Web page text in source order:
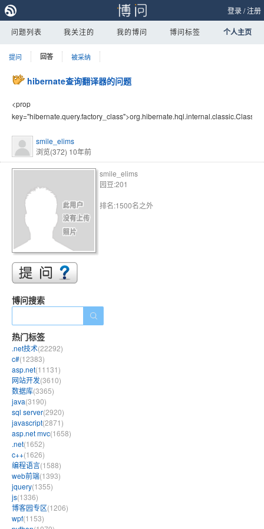
登录/注册
问题列表 我关注的 我的博问 博问标签 个人主页
提问 回答 被采纳
hibernate查询翻译器的问题
<prop
smile_elims
浏览(372) 10年前
smile_elims
园豆:201
排名:1500名之外
博问搜索
热门标签
.net技术(22292)
c#(12383)
asp.net(11131)
网站开发(3610)
数据库(3365)
java(3190)
sql server(2920)
javascript(2871)
asp.net mvc(1658)
.net(1652)
c++(1626)
编程语言(1588)
web前端(1393)
jquery(1355)
js(1336)
博客园专区(1206)
wpf(1153)